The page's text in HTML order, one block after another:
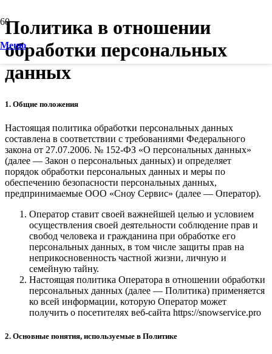
Меню
Политика в отношении
обработки персональных
данных
1. Общие положения
Настоящая политика обработки персональных данных
составлена в соответствии с требованиями Федерального
закона от 27.07.2006. № 152-ФЗ «О персональных данных»
(далее — Закон о персональных данных) и определяет
порядок обработки персональных данных и меры по
обеспечению безопасности персональных данных,
предпринимаемые ООО «Сноу Сервис» (далее — Оператор).
Оператор ставит своей важнейшей целью и условием
осуществления своей деятельности соблюдение прав и
свобод человека и гражданина при обработке его
персональных данных, в том числе защиты прав на
неприкосновенность частной жизни, личную и
семейную тайну.
Настоящая политика Оператора в отношении обработки
персональных данных (далее — Политика) применяется
ко всей информации, которую Оператор может
получить о посетителях веб-сайта https://snowservice.pro
2. Основные понятия, используемые в Политике